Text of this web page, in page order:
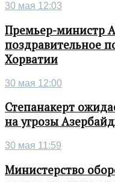
30 мая 12:03
Премьер-министр
поздравительное
Хорватии
30 мая 12:00
Степанакерт
на угрозы
30 мая 11:59
Министерство